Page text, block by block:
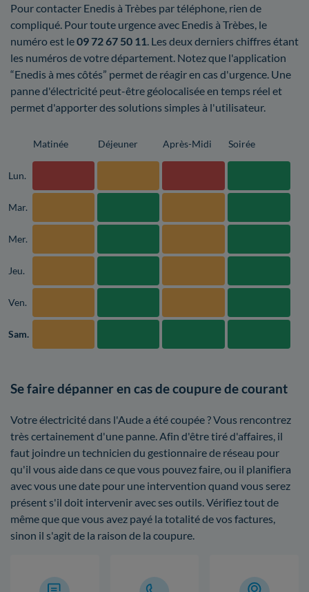
Pour contacter Enedis à Trèbes par téléphone, rien de
compliqué. Pour toute urgence avec Enedis à Trèbes, le
numéro est le09 72 67 50 11 . Les deux derniers chiffres étant
les numéros de votre département. Notez que l'application
“Enedis à mes côtés” permet de réagir en cas d'urgence. Une
panne d'électricité peut-être géolocalisée en temps réel et
permet d'apporter des solutions simples à l'utilisateur.
Matinée Déjeuner Après-Midi Soirée
Lun.
Mar.
Mer.
Jeu.
Ven.
Sam.
Se faire dépanner en cas de coupure de courant
Votre électricité dans l'Aude a été coupée ? Vous rencontrez
très certainement d'une panne. Afin d'être tiré d'affaires, il
faut joindre un technicien du gestionnaire de réseau pour
qu'il vous aide dans ce que vous pouvez faire, ou il planifiera
avec vous une date pour une intervention quand vous serez
présent s'il doit intervenir avec ses outils. Vérifiez tout de
même que que vous avez payé la totalité de vos factures,
sinon il s'agit de la raison de la coupure.